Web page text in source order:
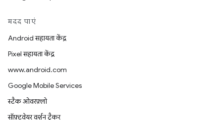
मदद पाएं
Android सहायता केंद्र
Pixel सहायता केंद्र
www.android.com
Google Mobile Services
स्टैक ओवरफ़्लो
सॉफ़्टवेयर वर्शन ट्रैकर